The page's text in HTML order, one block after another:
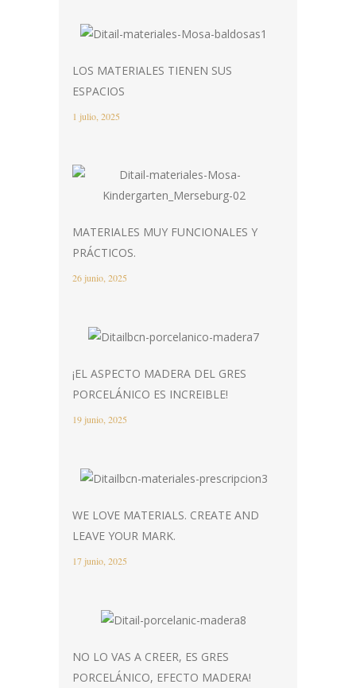
LOS MATERIALES TIENEN SUS
ESPACIOS
1 julio, 2025
MATERIALES MUY FUNCIONALES Y
PRÁCTICOS.
26 junio, 2025
¡EL ASPECTO MADERA DEL GRES
PORCELÁNICO ES INCREIBLE!
19 junio, 2025
WE LOVE MATERIALS. CREATE AND
LEAVE YOUR MARK.
17 junio, 2025
NO LO VAS A CREER, ES GRES
PORCELÁNICO, EFECTO MADERA!